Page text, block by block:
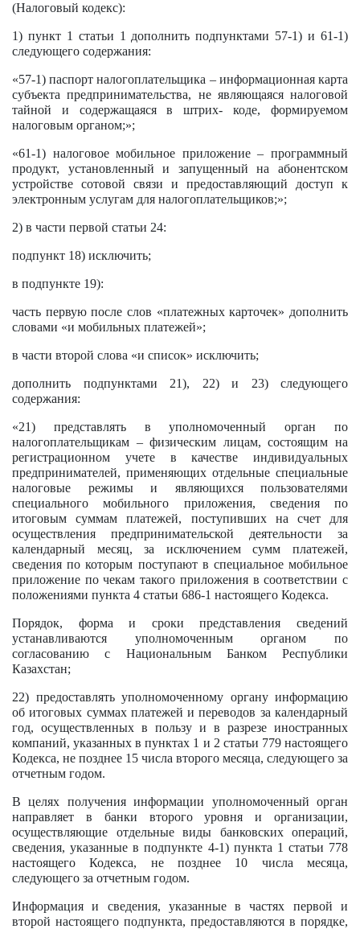
(Налоговый кодекс):
1) пункт 1 статьи 1 дополнить подпунктами 57-1) и 61-1)
следующего содержания:
«57-1) паспорт налогоплательщика – информационная карта
субъекта предпринимательства, не являющаяся налоговой
тайной и содержащаяся в штрих- коде, формируемом
налоговым органом;»;
«61-1) налоговое мобильное приложение – программный
продукт, установленный и запущенный на абонентском
устройстве сотовой связи и предоставляющий доступ к
электронным услугам для налогоплательщиков;»;
2) в части первой статьи 24:
подпункт 18) исключить;
в подпункте 19):
часть первую после слов «платежных карточек» дополнить
словами «и мобильных платежей»;
в части второй слова «и список» исключить;
дополнить подпунктами 21), 22) и 23) следующего
содержания:
«21) представлять в уполномоченный орган по
налогоплательщикам – физическим лицам, состоящим на
регистрационном учете в качестве индивидуальных
предпринимателей, применяющих отдельные специальные
налоговые режимы и являющихся пользователями
специального мобильного приложения, сведения по
итоговым суммам платежей, поступивших на счет для
осуществления предпринимательской деятельности за
календарный месяц, за исключением сумм платежей,
сведения по которым поступают в специальное мобильное
приложение по чекам такого приложения в соответствии с
положениями пункта 4 статьи 686-1 настоящего Кодекса.
Порядок, форма и сроки представления сведений
устанавливаются уполномоченным органом по
согласованию с Национальным Банком Республики
Казахстан;
22) предоставлять уполномоченному органу информацию
об итоговых суммах платежей и переводов за календарный
год, осуществленных в пользу и в разрезе иностранных
компаний, указанных в пунктах 1 и 2 статьи 779 настоящего
Кодекса, не позднее 15 числа второго месяца, следующего за
отчетным годом.
В целях получения информации уполномоченный орган
направляет в банки второго уровня и организации,
осуществляющие отдельные виды банковских операций,
сведения, указанные в подпункте 4-1) пункта 1 статьи 778
настоящего Кодекса, не позднее 10 числа месяца,
следующего за отчетным годом.
Информация и сведения, указанные в частях первой и
второй настоящего подпункта, предоставляются в порядке,